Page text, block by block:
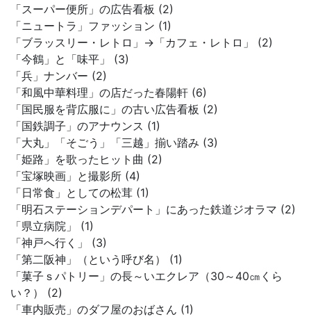
「スーパー便所」の広告看板 (2)
「ニュートラ」ファッション (1)
「ブラッスリー・レトロ」→「カフェ・レトロ」 (2)
「今鶴」と「味平」 (3)
「兵」ナンバー (2)
「和風中華料理」の店だった春陽軒 (6)
「国民服を背広服に」の古い広告看板 (2)
「国鉄調子」のアナウンス (1)
「大丸」「そごう」「三越」揃い踏み (3)
「姫路」を歌ったヒット曲 (2)
「宝塚映画」と撮影所 (4)
「日常食」としての松茸 (1)
「明石ステーションデパート」にあった鉄道ジオラマ (2)
「県立病院」 (1)
「神戸へ行く」 (3)
「第二阪神」（という呼び名） (1)
「菓子ｓパトリー」の長～いエクレア（30～40㎝くら
い？） (2)
「車内販売」のダフ屋のおばさん (1)